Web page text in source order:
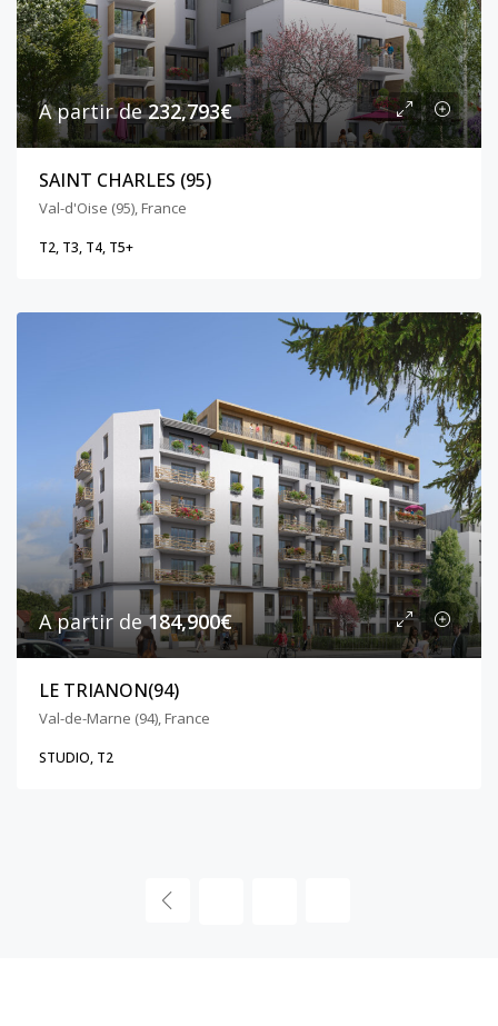
A partir de232,793€
SAINT CHARLES (95)
Val-d'Oise (95), France
T2, T3, T4, T5+
A partir de184,900€
LE TRIANON(94)
Val-de-Marne (94), France
STUDIO, T2